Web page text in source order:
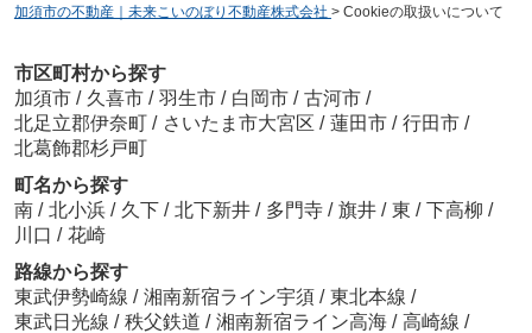
加須市の不動産｜未来こいのぼり不動産株式会社 > Cookieの取扱いについて
市区町村から探す
加須市 / 久喜市 / 羽生市 / 白岡市 / 古河市 /
北足立郡伊奈町 / さいたま市大宮区 / 蓮田市 / 行田市 /
北葛飾郡杉戸町
町名から探す
南 / 北小浜 / 久下 / 北下新井 / 多門寺 / 旗井 / 東 / 下高柳 /
川口 / 花崎
路線から探す
東武伊勢崎線 / 湘南新宿ライン宇須 / 東北本線 /
東武日光線 / 秩父鉄道 / 湘南新宿ライン高海 / 高崎線 /